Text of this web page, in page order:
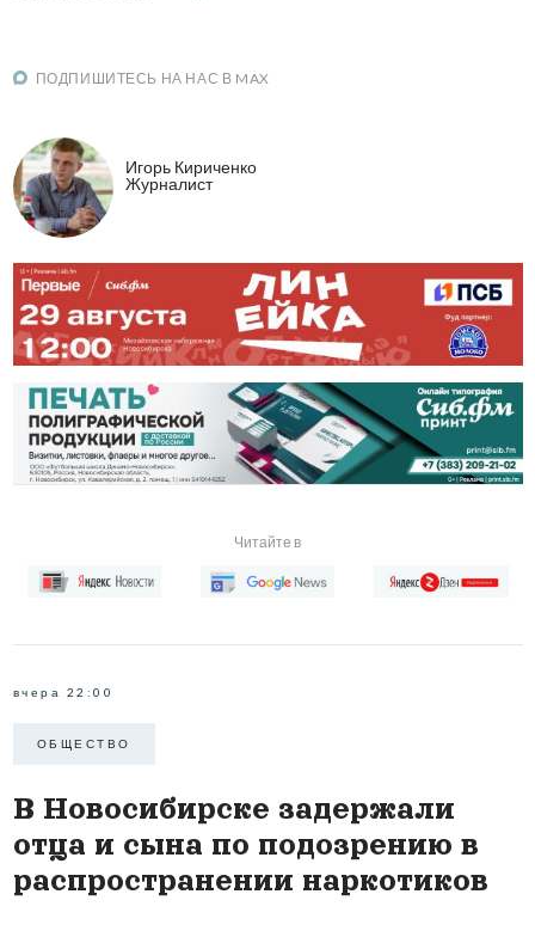
ПОДПИШИТЕСЬ НА НАС В MAX
Игорь Кириченко
Журналист
Читайте в
вчера 22:00
ОБЩЕСТВО
В Новосибирске задержали
отца и сына по подозрению в
распространении наркотиков